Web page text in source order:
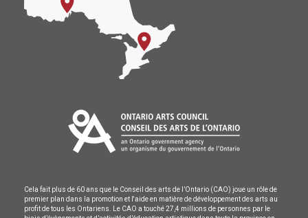
Cela fait plus de 60 ans que le Conseil des arts de l’Ontario (CAO) joue un rôle de
premier plan dans la promotion et l'aide en matière de développement des arts au
profit de tous les Ontariens. Le CAO a touché 27,4 millions de personnes par le